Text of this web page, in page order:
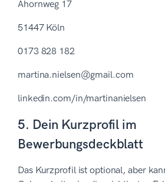
Ahornweg 17
51447 Köln
0173 828 182
martina.nielsen@gmail.com
linkedin.com/in/martinanielsen
5. Dein Kurzprofil im
Bewerbungsdeckblatt
Das Kurzprofil ist optional, aber